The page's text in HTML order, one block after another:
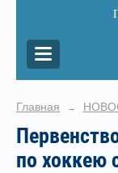
Главная →
по хоккею